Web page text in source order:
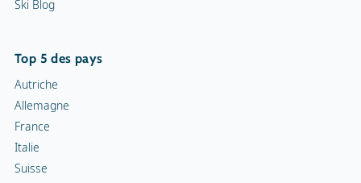
Ski Blog
Top 5 des pays
Autriche
Allemagne
France
Italie
Suisse